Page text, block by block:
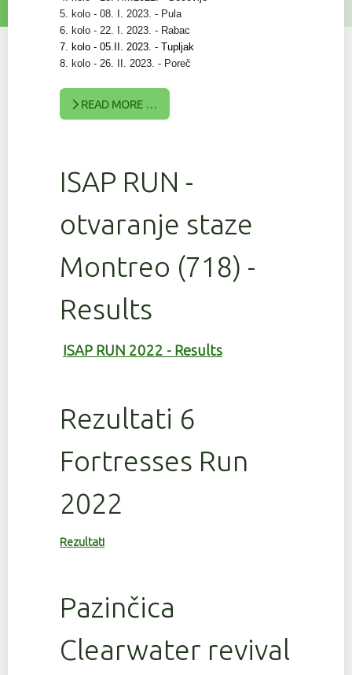
5. kolo - 08. I. 2023. - Pula
6. kolo - 22. I. 2023. - Rabac
7. kolo - 05.II. 2023. - Tupljak
8. kolo - 26. II. 2023. - Poreč
READ MORE …
ISAP RUN -
otvaranje staze
Montreo (718) -
Results
ISAP RUN 2022 - Results
Rezultati 6
Fortresses Run
2022
Rezultati
Pazinčica
Clearwater revival